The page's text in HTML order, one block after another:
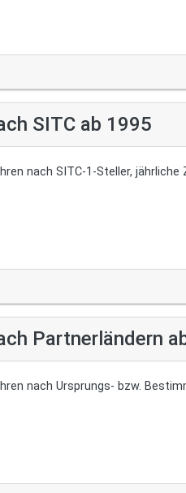
SITC ab 1995
nach SITC-1-Steller, jährliche
Partnerländern
nach Ursprungs- bzw.